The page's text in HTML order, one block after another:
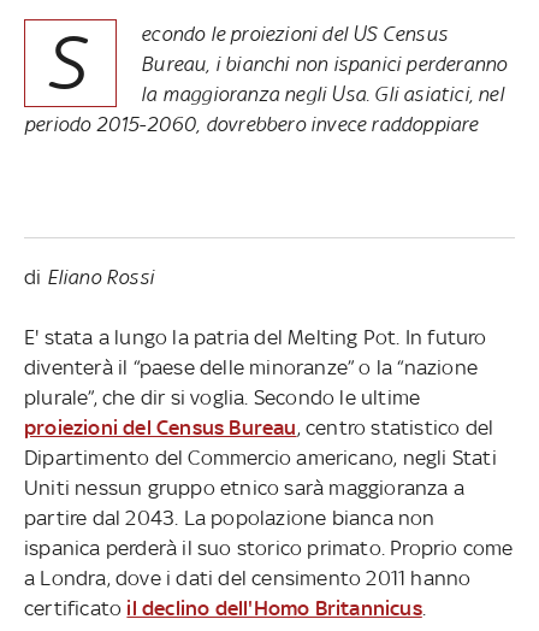
S
econdo le proiezioni del US Census
Bureau, i bianchi non ispanici perderanno
la maggioranza negli Usa. Gli asiatici, nel
periodo 2015-2060, dovrebbero invece raddoppiare
di Eliano Rossi
E' stata a lungo la patria del Melting Pot. In futuro
diventerà il “paese delle minoranze” o la “nazione
plurale”, che dir si voglia. Secondo le ultime
proiezioni del Census Bureau, centro statistico del
Dipartimento del Commercio americano, negli Stati
Uniti nessun gruppo etnico sarà maggioranza a
partire dal 2043. La popolazione bianca non
ispanica perderà il suo storico primato. Proprio come
a Londra, dove i dati del censimento 2011 hanno
certificato il declino dell'Homo Britannicus.